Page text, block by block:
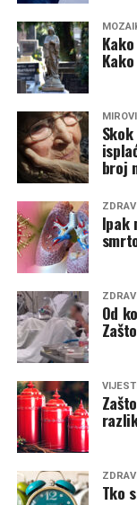
broj
Ipak
Od
Tko